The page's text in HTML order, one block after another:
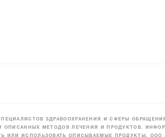
ЗДРАВООХРАНЕНИЯ И СФЕРЫ
ОПИСАННЫХ МЕТОДОВ ЛЕЧЕНИЯ И ПРОДУКТОВ.
ИЛИ ИСПОЛЬЗОВАТЬ ОПИСЫВАЕМЫЕ ПРОДУКТЫ.